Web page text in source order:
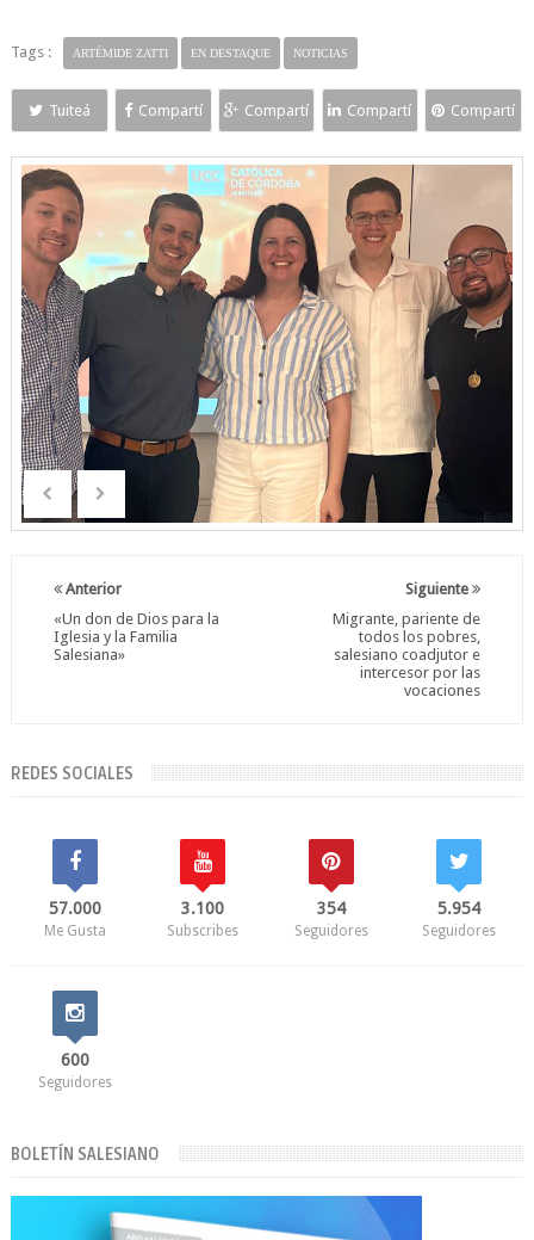
Tags : ARTÉMIDE ZATTI EN DESTAQUE NOTICIAS
Tuiteá Compartí Compartí Compartí Compartí
Siguiente
Migrante, pariente de
todos los pobres,
salesiano coadjutor e
intercesor por las
vocaciones
Anterior
«Un don de Dios para la
Iglesia y la Familia
Salesiana»
REDES SOCIALES
57.000
Me Gusta
3.100
Subscribes
354
Seguidores
5.954
Seguidores
600
Seguidores
BOLETÍN SALESIANO